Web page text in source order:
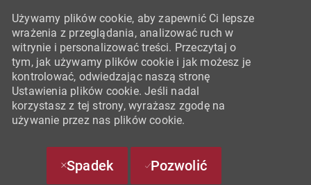
Używamy plików cookie, aby zapewnić Ci lepsze
wrażenia z przeglądania, analizować ruch w
witrynie i personalizować treści. Przeczytaj o
tym, jak używamy plików cookie i jak możesz je
kontrolować, odwiedzając naszą stronę
Ustawienia plików cookie. Jeśli nadal
korzystasz z tej strony, wyrażasz zgodę na
używanie przez nas plików cookie.
Spadek Pozwolić